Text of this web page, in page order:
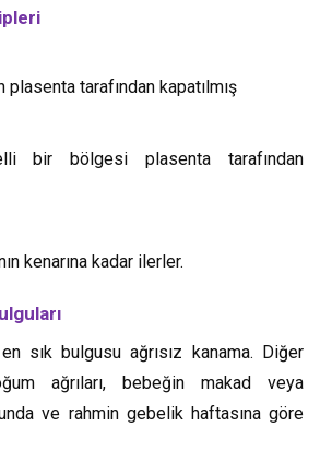
plasenta tarafından kapatılmış
bir bölgesi plasenta tarafından
kenarına kadar ilerler.
sık bulgusu ağrısız kanama. Diğer
ağrıları, bebeğin makad veya
ve rahmin gebelik haftasına göre